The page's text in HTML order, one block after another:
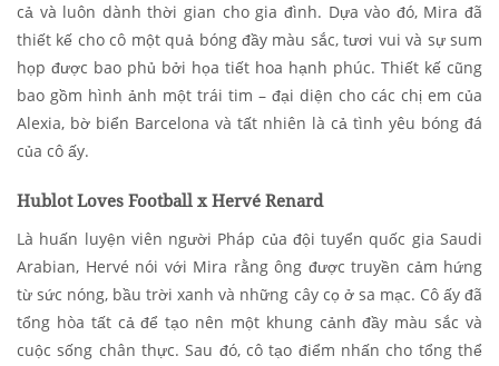
cả và luôn dành thời gian cho gia đình. Dựa vào đó, Mira đã
thiết kế cho cô một quả bóng đầy màu sắc, tươi vui và sự sum
họp được bao phủ bởi họa tiết hoa hạnh phúc. Thiết kế cũng
bao gồm hình ảnh một trái tim – đại diện cho các chị em của
Alexia, bờ biển Barcelona và tất nhiên là cả tình yêu bóng đá
của cô ấy.
Hublot Loves Football x Hervé Renard
Là huấn luyện viên người Pháp của đội tuyển quốc gia Saudi
Arabian, Hervé nói với Mira rằng ông được truyền cảm hứng
từ sức nóng, bầu trời xanh và những cây cọ ở sa mạc. Cô ấy đã
tổng hòa tất cả để tạo nên một khung cảnh đầy màu sắc và
cuộc sống chân thực. Sau đó, cô tạo điểm nhấn cho tổng thể